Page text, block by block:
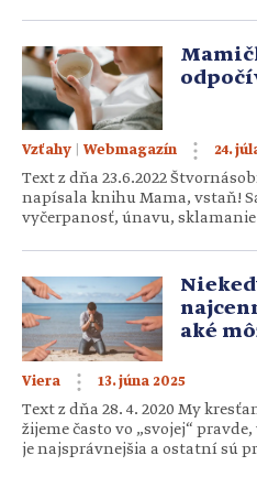
doma? Nechať len tak rodinu
dilema. […]
Vzťahy Webmagazín 24.
Text z dňa 23.6.2022
napísala knihu Mama, vstaň!
vyčerpanosť, únavu,
ostatným mamám, aby si
unavené, tak veľmi túžia po
by […]
aké
Viera 13. júna 2025
Text z dňa 28. 4. 2020 My
žijeme často vo „svojej“
je najsprávnejšia a ostatní sú